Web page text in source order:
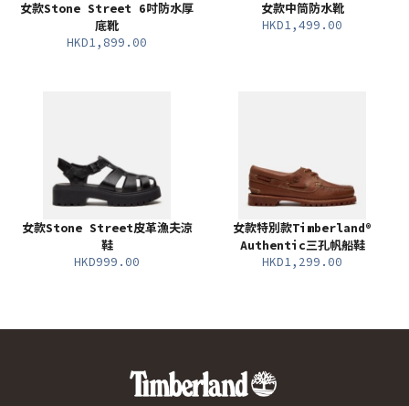
女款Stone Street 6吋防水厚
底靴
HKD1,899.00
女款中筒防水靴
HKD1,499.00
女款Stone Street皮革漁夫涼
鞋
HKD999.00
女款特別款Timberland®
Authentic三孔帆船鞋
HKD1,299.00